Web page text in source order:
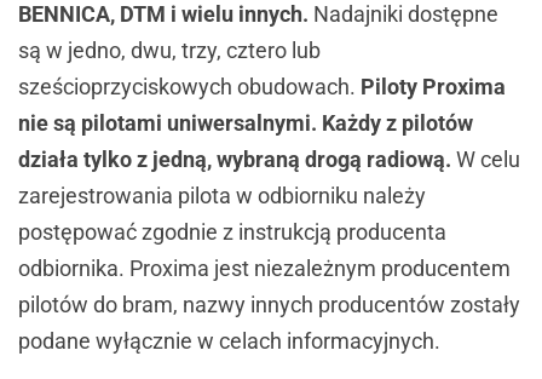
BENNICA, DTM i wielu innych. Nadajniki dostępne
są w jedno, dwu, trzy, cztero lub
sześcioprzyciskowych obudowach. Piloty Proxima
nie są pilotami uniwersalnymi. Każdy z pilotów
działa tylko z jedną, wybraną drogą radiową. W celu
zarejestrowania pilota w odbiorniku należy
postępować zgodnie z instrukcją producenta
odbiornika. Proxima jest niezależnym producentem
pilotów do bram, nazwy innych producentów zostały
podane wyłącznie w celach informacyjnych.